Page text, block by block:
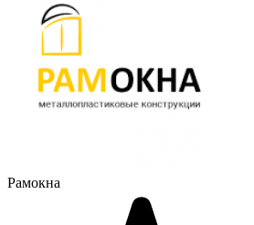
Рамокна